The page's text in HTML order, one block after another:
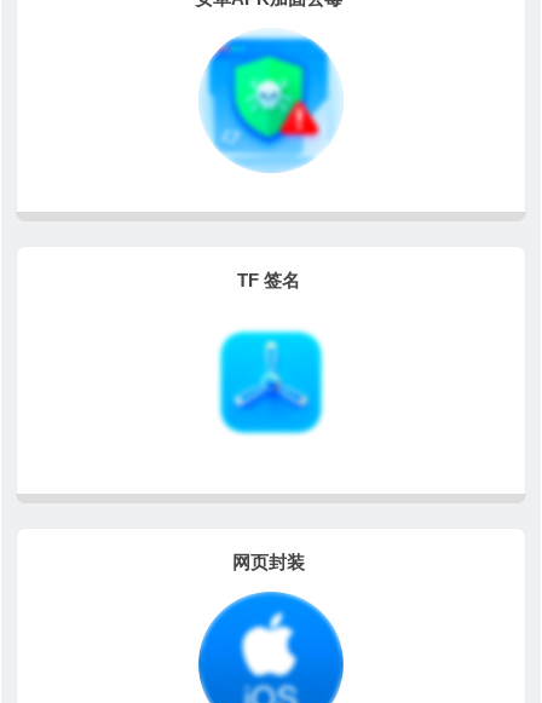
TF 签名
网页封装